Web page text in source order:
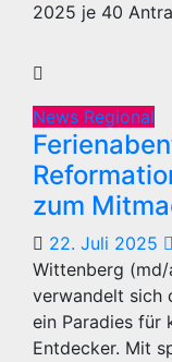
2025 je 40
News Regional
zum
22. Juli 2025
Wittenberg
verwandelt sich
ein Paradies für
Entdecker. Mit